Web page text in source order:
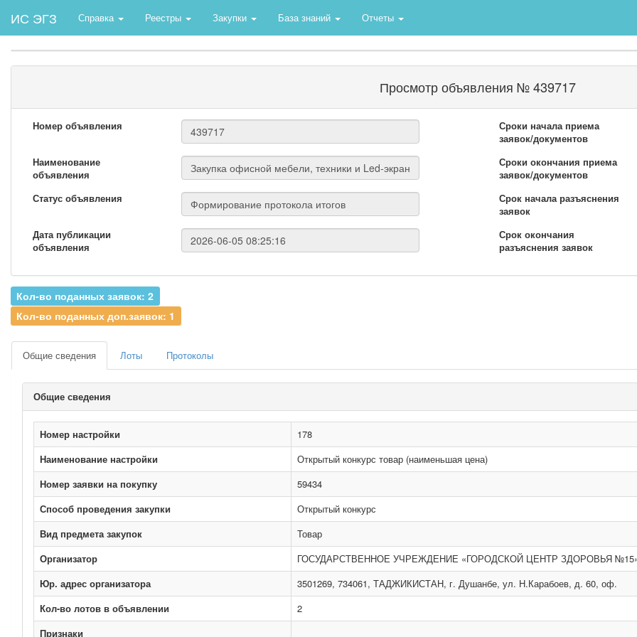
ИС ЭГЗ Справка Реестры Закупки База знаний Отчеты
Просмотр объявления № 439717
Номер объявления
Наименование
объявления
Статус объявления
Дата публикации
объявления
Сроки начала приема
заявок/документов
Сроки окончания приема
заявок/документов
Срок начала разъяснения
заявок
Срок окончания
разъяснения заявок
Кол-во поданных заявок: 2
Кол-во поданных доп.заявок: 1
Общие сведения Лоты Протоколы
Общие сведения
Номер настройки
178
Наименование настройки
Открытый конкурс товар (наименьшая цена)
Номер заявки на покупку
59434
Способ проведения закупки
Открытый конкурс
Вид предмета закупок
Товар
Организатор
ГОСУДАРСТВЕННОЕ УЧРЕЖДЕНИЕ «ГОРОДСКОЙ ЦЕНТР ЗДОРОВЬЯ
Юр. адрес организатора
3501269, 734061, ТАДЖИКИСТАН, г. Душанбе, ул. Н.Карабоев, д. 60, оф.
Кол-во лотов в объявлении
2
Признаки